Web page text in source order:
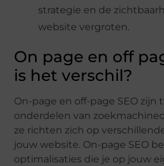
strategie en de
website vergroten.
On page en off
is het verschil?
On-page en off-page SEO zijn
onderdelen van
ze richten zich op
jouw website. On-page SEO
optimalisaties die je op jouw